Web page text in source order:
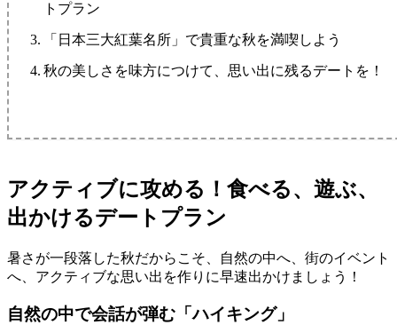
トプラン
「日本三大紅葉名所」で貴重な秋を満喫しよう
秋の美しさを味方につけて、思い出に残るデートを！
アクティブに攻める！食べる、遊ぶ、
出かけるデートプラン
暑さが一段落した秋だからこそ、自然の中へ、街のイベント
へ、アクティブな思い出を作りに早速出かけましょう！
自然の中で会話が弾む「ハイキング」